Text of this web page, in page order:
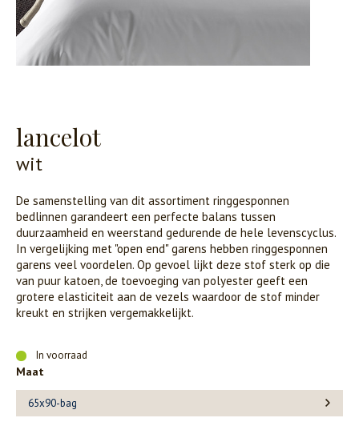
lancelot
wit
De samenstelling van dit assortiment ringgesponnen
bedlinnen garandeert een perfecte balans tussen
duurzaamheid en weerstand gedurende de hele levenscyclus.
In vergelijking met "open end" garens hebben ringgesponnen
garens veel voordelen. Op gevoel lijkt deze stof sterk op die
van puur katoen, de toevoeging van polyester geeft een
grotere elasticiteit aan de vezels waardoor de stof minder
kreukt en strijken vergemakkelijkt.
In voorraad
Maat
65x90-bag